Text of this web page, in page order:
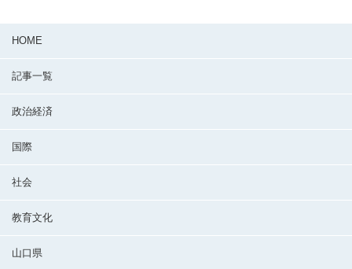
HOME
記事一覧
政治経済
国際
社会
教育文化
山口県